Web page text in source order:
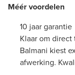
Méér voordelen
10 jaar garantie
Klaar om
Balmani kiest
afwerking.